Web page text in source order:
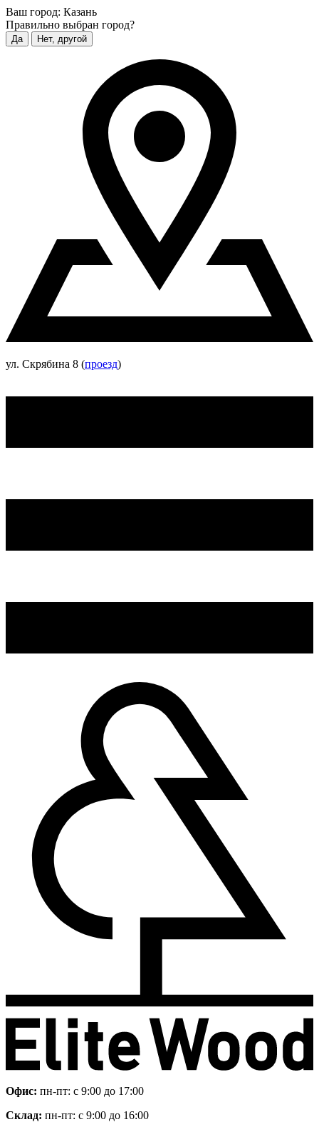
Ваш город: Казань
Правильно выбран город?
Да Нет, другой
ул. Скрябина 8 (проезд)
Офис: пн-пт: с 9:00 до 17:00
Склад: пн-пт: с 9:00 до 16:00